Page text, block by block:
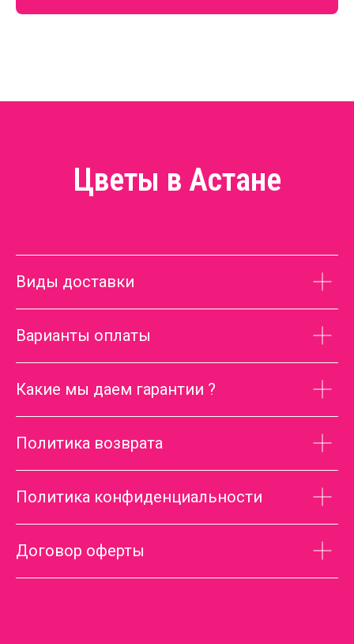
Цветы в Астане
Виды доставки
Варианты оплаты
Какие мы даем гарантии ?
Политика возврата
Политика конфиденциальности
Договор оферты